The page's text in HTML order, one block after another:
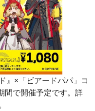
』×「ビアードパパ」コ
間で開催予定です。詳